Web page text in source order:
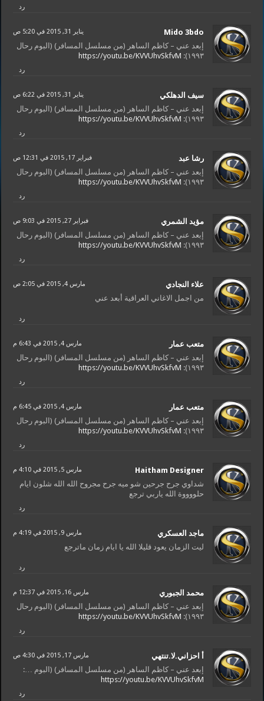
رد
Mido 3bdo يناير 31, 2015 في 5:20 ص
إبعد عني – كاظم الساهر (من مسلسل المسافر) (البوم رحال
١٩٩٣):
https://youtu.be/KVVUhvSkfvM
رد
سيف الدهلكي يناير 31, 2015 في 6:22 ص
إبعد عني – كاظم الساهر (من مسلسل المسافر) (البوم رحال
١٩٩٣):
https://youtu.be/KVVUhvSkfvM
رد
رشا عبد فبراير 17, 2015 في 12:31 ص
إبعد عني – كاظم الساهر (من مسلسل المسافر) (البوم رحال
١٩٩٣):
https://youtu.be/KVVUhvSkfvM
رد
مؤيد الشمري فبراير 27, 2015 في 9:03 ص
إبعد عني – كاظم الساهر (من مسلسل المسافر) (البوم رحال
١٩٩٣):
https://youtu.be/KVVUhvSkfvM
رد
علاء النجادي مارس 4, 2015 في 2:05 ص
من اجمل الاغاني العراقية أبعد عني
رد
متعب عمار مارس 4, 2015 في 6:43 م
إبعد عني – كاظم الساهر (من مسلسل المسافر) (البوم رحال
١٩٩٣):
https://youtu.be/KVVUhvSkfvM
رد
متعب عمار مارس 4, 2015 في 6:45 م
إبعد عني – كاظم الساهر (من مسلسل المسافر) (البوم رحال
١٩٩٣):
https://youtu.be/KVVUhvSkfvM
رد
Haitham Designer مارس 5, 2015 في 4:10 م
شداوي جرح جرحين شو ميه جرح مجروح الله الله شلون ايام
حلووووة الله ياربي ترجع
رد
ماجد العسكري مارس 9, 2015 في 4:19 م
ليت الزمان يعود قليلا الله يا ايام زمان ماترجع
رد
محمد الجبوري مارس 16, 2015 في 12:37 م
إبعد عني – كاظم الساهر (من مسلسل المسافر) (البوم رحال
١٩٩٣):
https://youtu.be/KVVUhvSkfvM
رد
أ احزاني.لا.تنتهي مارس 17, 2015 في 4:30 ص
إبعد عني – كاظم الساهر (من مسلسل المسافر) (البوم …:
https://youtu.be/KVVUhvSkfvM
رد